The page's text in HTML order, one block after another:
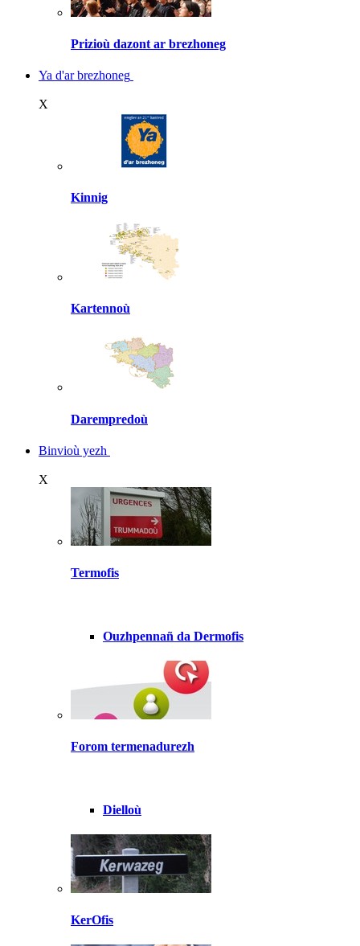
Prizioù dazont ar brezhoneg
Ya d'ar brezhoneg
X
Kinnig
Kartennoù
Darempredoù
Binvioù yezh
X
Termofis
Ouzhpennañ da Dermofis
Forom termenadurezh
Dielloù
KerOfis